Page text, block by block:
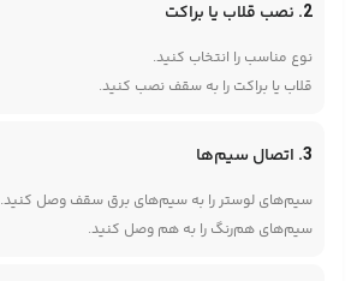
2. نصب قلاب یا براکت
نوع مناسب را انتخاب کنید.
قلاب یا براکت را به سقف نصب کنید.
3. اتصال سیم‌ها
سیم‌های لوستر را به سیم‌های برق سقف وصل کنید.
سیم‌های هم‌رنگ را به هم وصل کنید.